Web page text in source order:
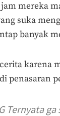
mereka
suka
banyak
karena
penasaran
Ternyata